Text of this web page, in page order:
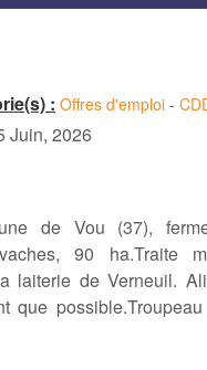
: Offres d'emploi -
Juin, 2026
de Vou (37),
90 ha.Traite
laiterie de Verneuil.
que